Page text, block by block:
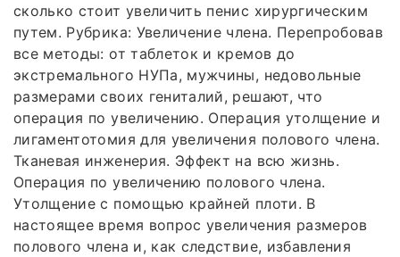
сколько стоит увеличить пенис хирургическим
путем. Рубрика: Увеличение члена. Перепробовав
все методы: от таблеток и кремов до
экстремального НУПа, мужчины, недовольные
размерами своих гениталий, решают, что
операция по увеличению. Операция утолщение и
лигаментотомия для увеличения полового члена.
Тканевая инженерия. Эффект на всю жизнь.
Операция по увеличению полового члена.
Утолщение с помощью крайней плоти. В
настоящее время вопрос увеличения размеров
полового члена и, как следствие, избавления